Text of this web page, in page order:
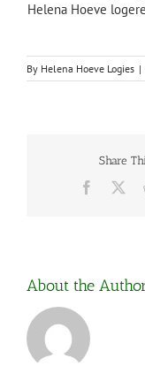
Helena Hoeve
By Helena Hoeve Logies |
Share
About the